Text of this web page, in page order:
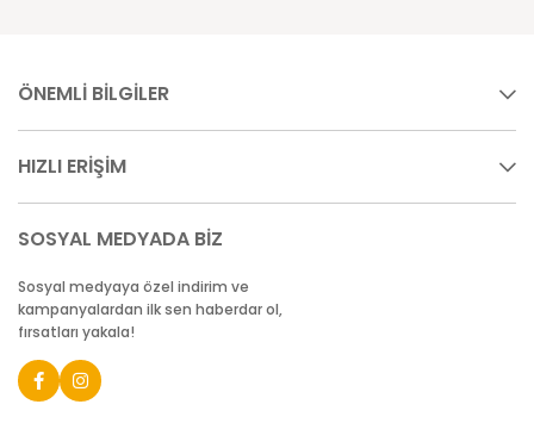
ÖNEMLİ BİLGİLER
HIZLI ERİŞİM
SOSYAL MEDYADA BİZ
Sosyal medyaya özel indirim ve
kampanyalardan ilk sen haberdar ol,
fırsatları yakala!